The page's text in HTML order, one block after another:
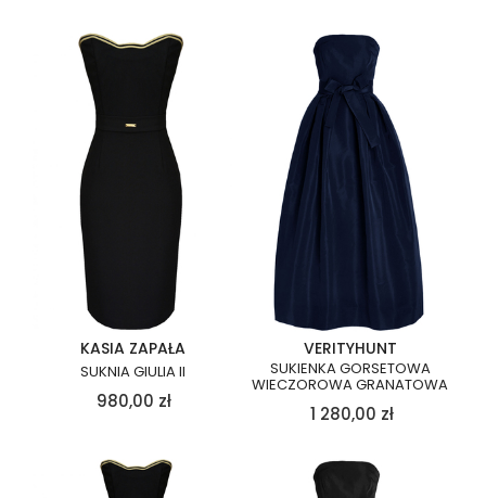
KASIA ZAPAŁA
SUKNIA GIULIA II
980,00 zł
VERITYHUNT
SUKIENKA GORSETOWA
WIECZOROWA GRANATOWA
1 280,00 zł